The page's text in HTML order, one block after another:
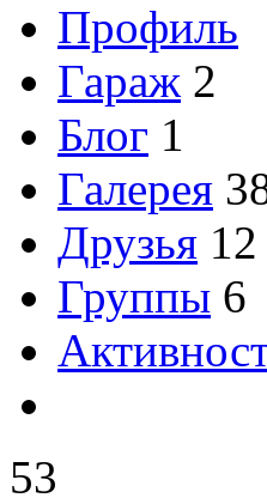
Профиль
Гараж 2
Блог 1
Галерея
Друзья 12
Группы 6
53